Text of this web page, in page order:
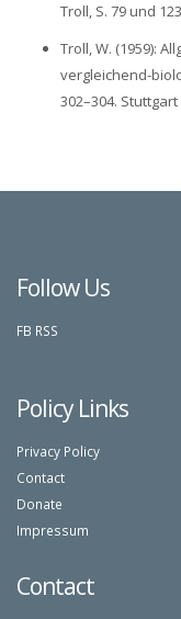
Troll, S. 79 und
Troll, W. (1959):
vergleichend-
302–304. Stuttgart
Follow Us
FB RSS
Policy Links
Privacy Policy
Contact
Donate
Impressum
Contact